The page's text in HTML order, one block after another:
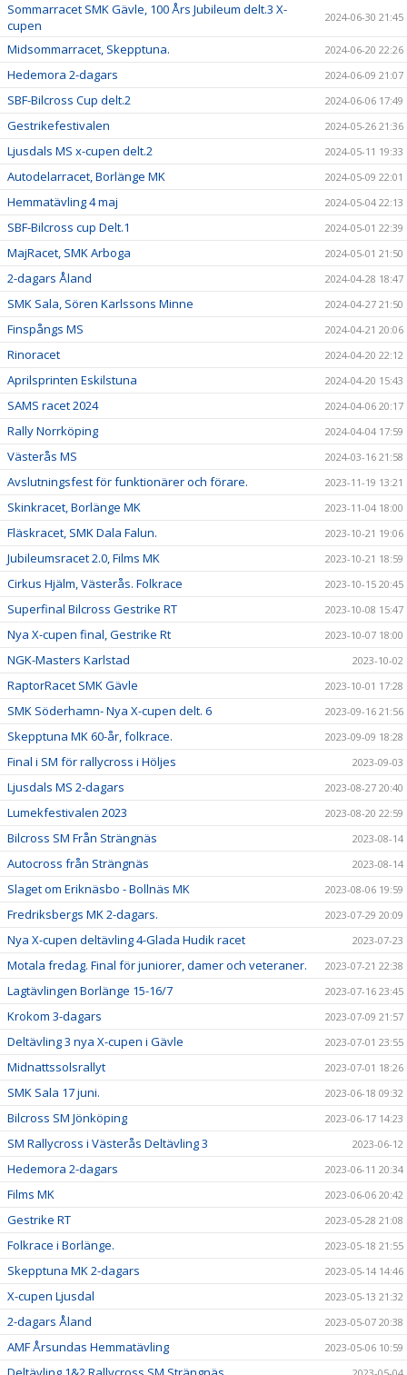
Sommarracet SMK Gävle, 100 Års Jubileum delt.3 X-
cupen
2024-06-30 21:45
Midsommarracet, Skepptuna. 2024-06-20 22:26
Hedemora 2-dagars 2024-06-09 21:07
SBF-Bilcross Cup delt.2 2024-06-06 17:49
Gestrikefestivalen 2024-05-26 21:36
Ljusdals MS x-cupen delt.2 2024-05-11 19:33
Autodelarracet, Borlänge MK 2024-05-09 22:01
Hemmatävling 4 maj 2024-05-04 22:13
SBF-Bilcross cup Delt.1 2024-05-01 22:39
MajRacet, SMK Arboga 2024-05-01 21:50
2-dagars Åland 2024-04-28 18:47
SMK Sala, Sören Karlssons Minne 2024-04-27 21:50
Finspångs MS 2024-04-21 20:06
Rinoracet 2024-04-20 22:12
Aprilsprinten Eskilstuna 2024-04-20 15:43
SAMS racet 2024 2024-04-06 20:17
Rally Norrköping 2024-04-04 17:59
Västerås MS 2024-03-16 21:58
Avslutningsfest för funktionärer och förare. 2023-11-19 13:21
Skinkracet, Borlänge MK 2023-11-04 18:00
Fläskracet, SMK Dala Falun. 2023-10-21 19:06
Jubileumsracet 2.0, Films MK 2023-10-21 18:59
Cirkus Hjälm, Västerås. Folkrace 2023-10-15 20:45
Superfinal Bilcross Gestrike RT 2023-10-08 15:47
Nya X-cupen final, Gestrike Rt 2023-10-07 18:00
NGK-Masters Karlstad 2023-10-02
RaptorRacet SMK Gävle 2023-10-01 17:28
SMK Söderhamn- Nya X-cupen delt. 6 2023-09-16 21:56
Skepptuna MK 60-år, folkrace. 2023-09-09 18:28
Final i SM för rallycross i Höljes 2023-09-03
Ljusdals MS 2-dagars 2023-08-27 20:40
Lumekfestivalen 2023 2023-08-20 22:59
Bilcross SM Från Strängnäs 2023-08-14
Autocross från Strängnäs 2023-08-14
Slaget om Eriknäsbo - Bollnäs MK 2023-08-06 19:59
Fredriksbergs MK 2-dagars. 2023-07-29 20:09
Nya X-cupen deltävling 4-Glada Hudik racet 2023-07-23
Motala fredag. Final för juniorer, damer och veteraner. 2023-07-21 22:38
Lagtävlingen Borlänge 15-16/7 2023-07-16 23:45
Krokom 3-dagars 2023-07-09 21:57
Deltävling 3 nya X-cupen i Gävle 2023-07-01 23:55
Midnattssolsrallyt 2023-07-01 18:26
SMK Sala 17 juni. 2023-06-18 09:32
Bilcross SM Jönköping 2023-06-17 14:23
SM Rallycross i Västerås Deltävling 3 2023-06-12
Hedemora 2-dagars 2023-06-11 20:34
Films MK 2023-06-06 20:42
Gestrike RT 2023-05-28 21:08
Folkrace i Borlänge. 2023-05-18 21:55
Skepptuna MK 2-dagars 2023-05-14 14:46
X-cupen Ljusdal 2023-05-13 21:32
2-dagars Åland 2023-05-07 20:38
AMF Årsundas Hemmatävling 2023-05-06 10:59